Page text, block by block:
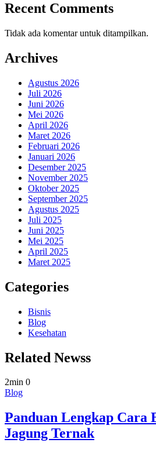
Recent Comments
Tidak ada komentar untuk ditampilkan.
Archives
Agustus 2026
Juli 2026
Juni 2026
Mei 2026
April 2026
Maret 2026
Februari 2026
Januari 2026
Desember 2025
November 2025
Oktober 2025
September 2025
Agustus 2025
Juli 2025
Juni 2025
Mei 2025
April 2025
Maret 2025
Categories
Bisnis
Blog
Kesehatan
Related Newss
2min 0
Blog
Panduan Lengkap Cara
Jagung Ternak